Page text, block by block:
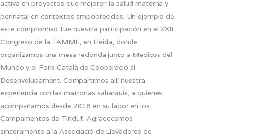
activa en proyectos que mejoren la salud materna y
perinatal en contextos empobrecidos. Un ejemplo de
este compromiso fue nuestra participación en el XXII
Congreso de la FAMME, en Lleida, donde
organizamos una mesa redonda junto a Médicos del
Mundo y el Fons Català de Cooperació al
Desenvolupament. Compartimos allí nuestra
experiencia con las matronas saharauis, a quienes
acompañamos desde 2018 en su labor en los
Campamentos de Tinduf. Agradecemos
sinceramente a la Associació de Llevadores de